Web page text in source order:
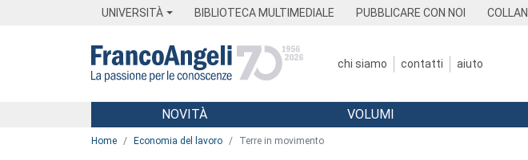
UNIVERSITÀ BIBLIOTECA MULTIMEDIALE PUBBLICARE CON NOI
chi siamo contatti aiuto
Menu
NOVITÀ VOLUMI
Home Economia del lavoro Terre in movimento